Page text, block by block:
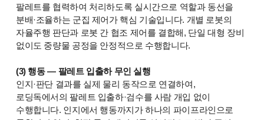
팔레트를 협력하여 처리하도록 실시간으로 역할과 동선을
분배·조율하는 군집 제어가 핵심 기술입니다. 개별 로봇의
자율주행 판단과 로봇 간 협조 제어를 결합해, 단일 대형 장비
없이도 중량물 공정을 안정적으로 수행합니다.
(3) 행동 — 팔레트 입출하 무인 실행
인지·판단 결과를 실제 물리 동작으로 연결하여,
로딩독에서의 팔레트 입출하·검수를 사람 개입 없이
수행합니다. 인지에서 행동까지가 하나의 파이프라인으로